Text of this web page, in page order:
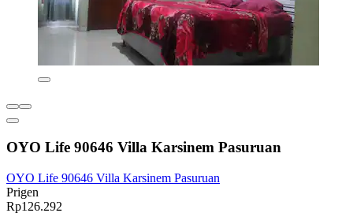
OYO Life 90646 Villa Karsinem Pasuruan
OYO Life 90646 Villa Karsinem Pasuruan
Prigen
Rp126.292